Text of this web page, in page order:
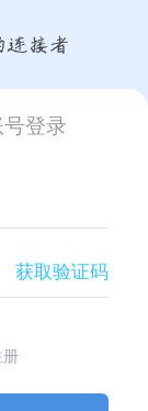
号登录
获取验证码
册